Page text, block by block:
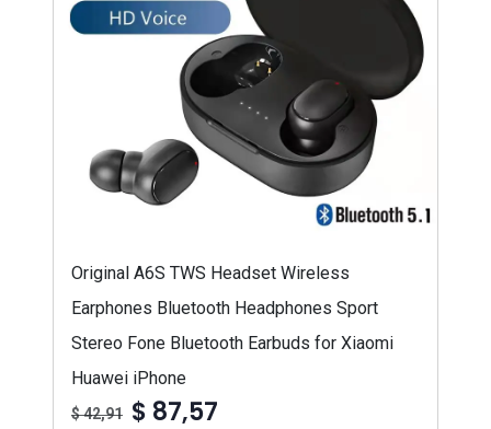
Original A6S TWS Headset Wireless
Earphones Bluetooth Headphones Sport
Stereo Fone Bluetooth Earbuds for Xiaomi
Huawei iPhone
$ 42,91 $ 87,57